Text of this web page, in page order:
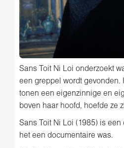
Sans Toit Ni Loi onderzoekt
een greppel wordt gevonden.
tonen een eigenzinnige en
boven haar hoofd, hoefde ze
Sans Toit Ni Loi (1985) is
het een documentaire was.